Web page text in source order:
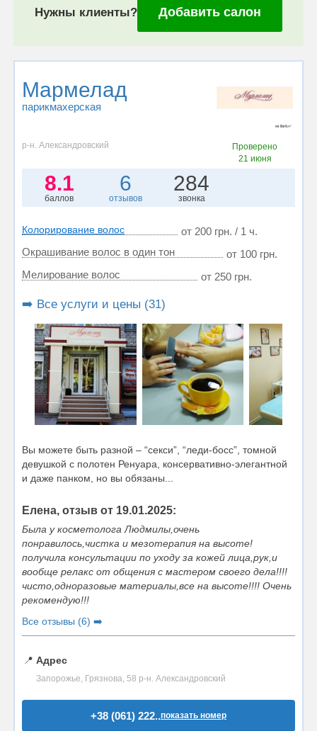
Нужны клиенты? Добавить салон
Мармелад
парикмахерская
р-н. Александровский
Проверено
21 июня
8.1
баллов
6
отзывов
284
звонка
Колорирование волос
от 200 грн. / 1 ч.
Окрашивание волос в один тон
от 100 грн.
Мелирование волос
от 250 грн.
➡️ Все услуги и цены (31)
Вы можете быть разной – “секси”, “леди-босс”, томной
девушкой с полотен Ренуара, консервативно-элегантной
и даже панком, но вы обязаны...
Елена, отзыв от 19.01.2025:
Была у косметолога Людмилы,очень
понравилось,чистка и мезотерапия на высоте!
получила консультации по уходу за кожей лица,рук,и
вообще релакс от общения с мастером своего дела!!!!
чисто,одноразовые материалы,все на высоте!!!! Очень
рекомендую!!!
Все отзывы (6) ➡️
📍 Адрес
Запорожье, Грязнова, 58 р-н. Александровский
+38 (061) 222..показать номер